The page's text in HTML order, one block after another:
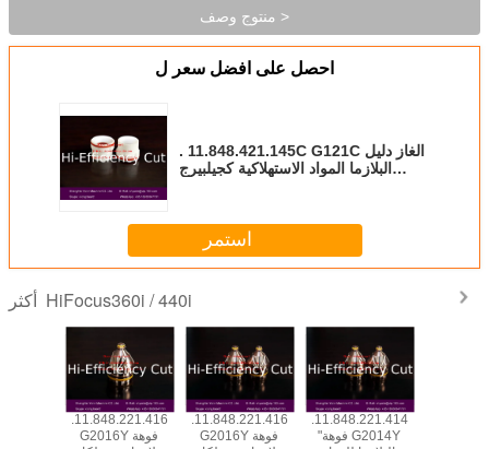
منتوج وصف >
احصل على افضل سعر ل
. 11.848.421.145C G121C الغاز دليل
البلازما المواد الاستهلاكية كجيلبيرج
استمر
HiFocus360i / 440i
.11.848.221.416
G2016Y فوهة
.11.848.221.416
G2016Y فوهة
.11.848.221.414
"فوهة G2014Y